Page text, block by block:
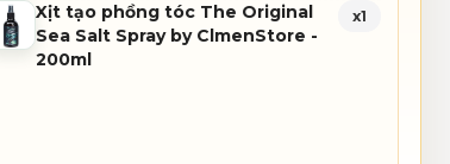
Xịt tạo phồng tóc The Original
Sea Salt Spray by ClmenStore -
200ml
x1